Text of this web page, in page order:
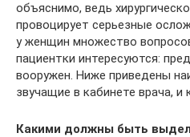
объяснимо, ведь
провоцирует серьезные
у женщин множество
пациентки интересуются:
вооружен. Ниже приведены
звучащие в кабинете врача, и
Какими должны быть